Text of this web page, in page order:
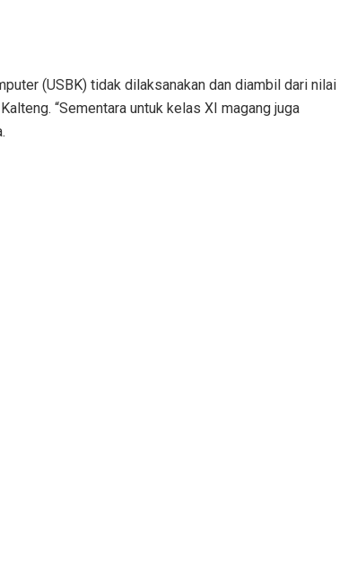
(USBK) tidak dilaksanakan dan diambil dari nilai
“Sementara untuk kelas XI magang juga